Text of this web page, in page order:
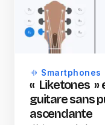
Smartphones
« Liketones »
guitare sans
ascendante